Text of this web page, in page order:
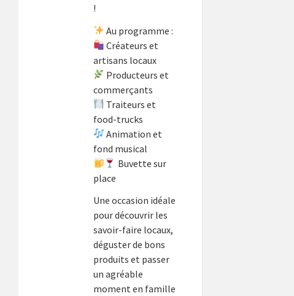
!
Au programme :
Créateurs et
artisans locaux
Producteurs et
commerçants
Traiteurs et
food-trucks
Animation et
fond musical
Buvette sur
place
Une occasion idéale
pour découvrir les
savoir-faire locaux,
déguster de bons
produits et passer
un agréable
moment en famille